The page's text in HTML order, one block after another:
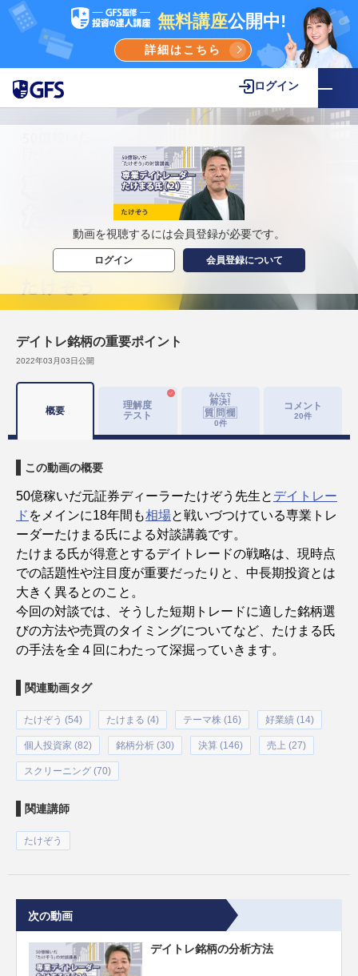
無料講座公開中!
詳細はこちら
ログイン
動画を視聴するには会員登録が必要です。
ログイン 会員登録について
デイトレ銘柄の重要ポイント
2022年03月03日公開
概要
理解度
テスト
0件
コメント
20件
この動画の概要
50億稼いだ元証券ディーラーたけぞう先生と デイトレー
ド をメインに18年間も相場と戦いづつけている専業トレ
ーダーたけまる氏による対談講義です。
たけまる氏が得意とするデイトレードの戦略は、現時点
での話題性や注目度が重要だったりと、中長期投資とは
大きく異るとのこと。
今回の対談では、そうした短期トレードに適した銘柄選
びの方法や売買のタイミングについてなど、たけまる氏
の手法を全４回にわたって深掘っていきます。
関連動画タグ
たけぞう (54) たけまる (4) テーマ株 (16) 好業績 (14)
個人投資家 (82) 銘柄分析 (30) 決算 (146) 売上 (27)
スクリーニング (70)
関連講師
たけぞう
次の動画
デイトレ銘柄の分析方法